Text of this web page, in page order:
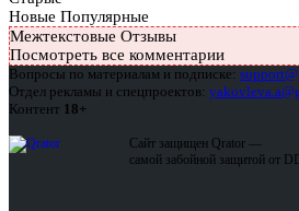
Новые Популярные
Межтекстовые Отзывы
Посмотреть все комментарии
Вопросы по материалам и подписке:
Отдел рекламы и спецпроектов:
Контент 18+
Сайт защищен Qrator —
самой забойной защитой от